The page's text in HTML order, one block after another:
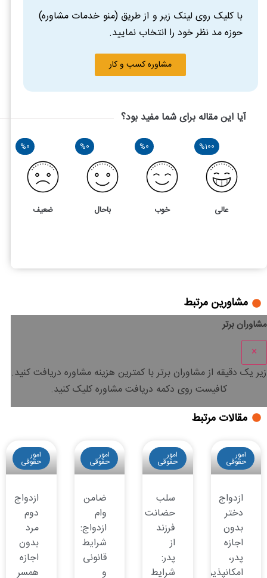
با کلیک روی لینک زیر و از طریق (منو خدمات مشاوره)
حوزه مد نظر خود را انتخاب نمایید.
مشاوره کسب و کار
آیا این مقاله برای شما مفید بود؟
%100
عالی
%0
خوب
%0
باحال
%0
ضعیف
مشاورین مرتبط
مشاوران برتر
×
زیر یک دقیقه از مشاوران برتر باکمترین هزینه مشاوره دریافت کنید.
کافیست روی دکمه دریافت مشاوره کلیک کنید.
مقالات مرتبط
امور
حقوقی
ازدواج
دختر
بدون
اجازه
پدر،
امکانپذیر
امور
حقوقی
سلب
حضانت
فرزند
از
پدر:
شرایط
امور
حقوقی
ضامن
وام
ازدواج:
شرایط
قانونی
و
امور
حقوقی
ازدواج
دوم
مرد
بدون
اجازه
همسر